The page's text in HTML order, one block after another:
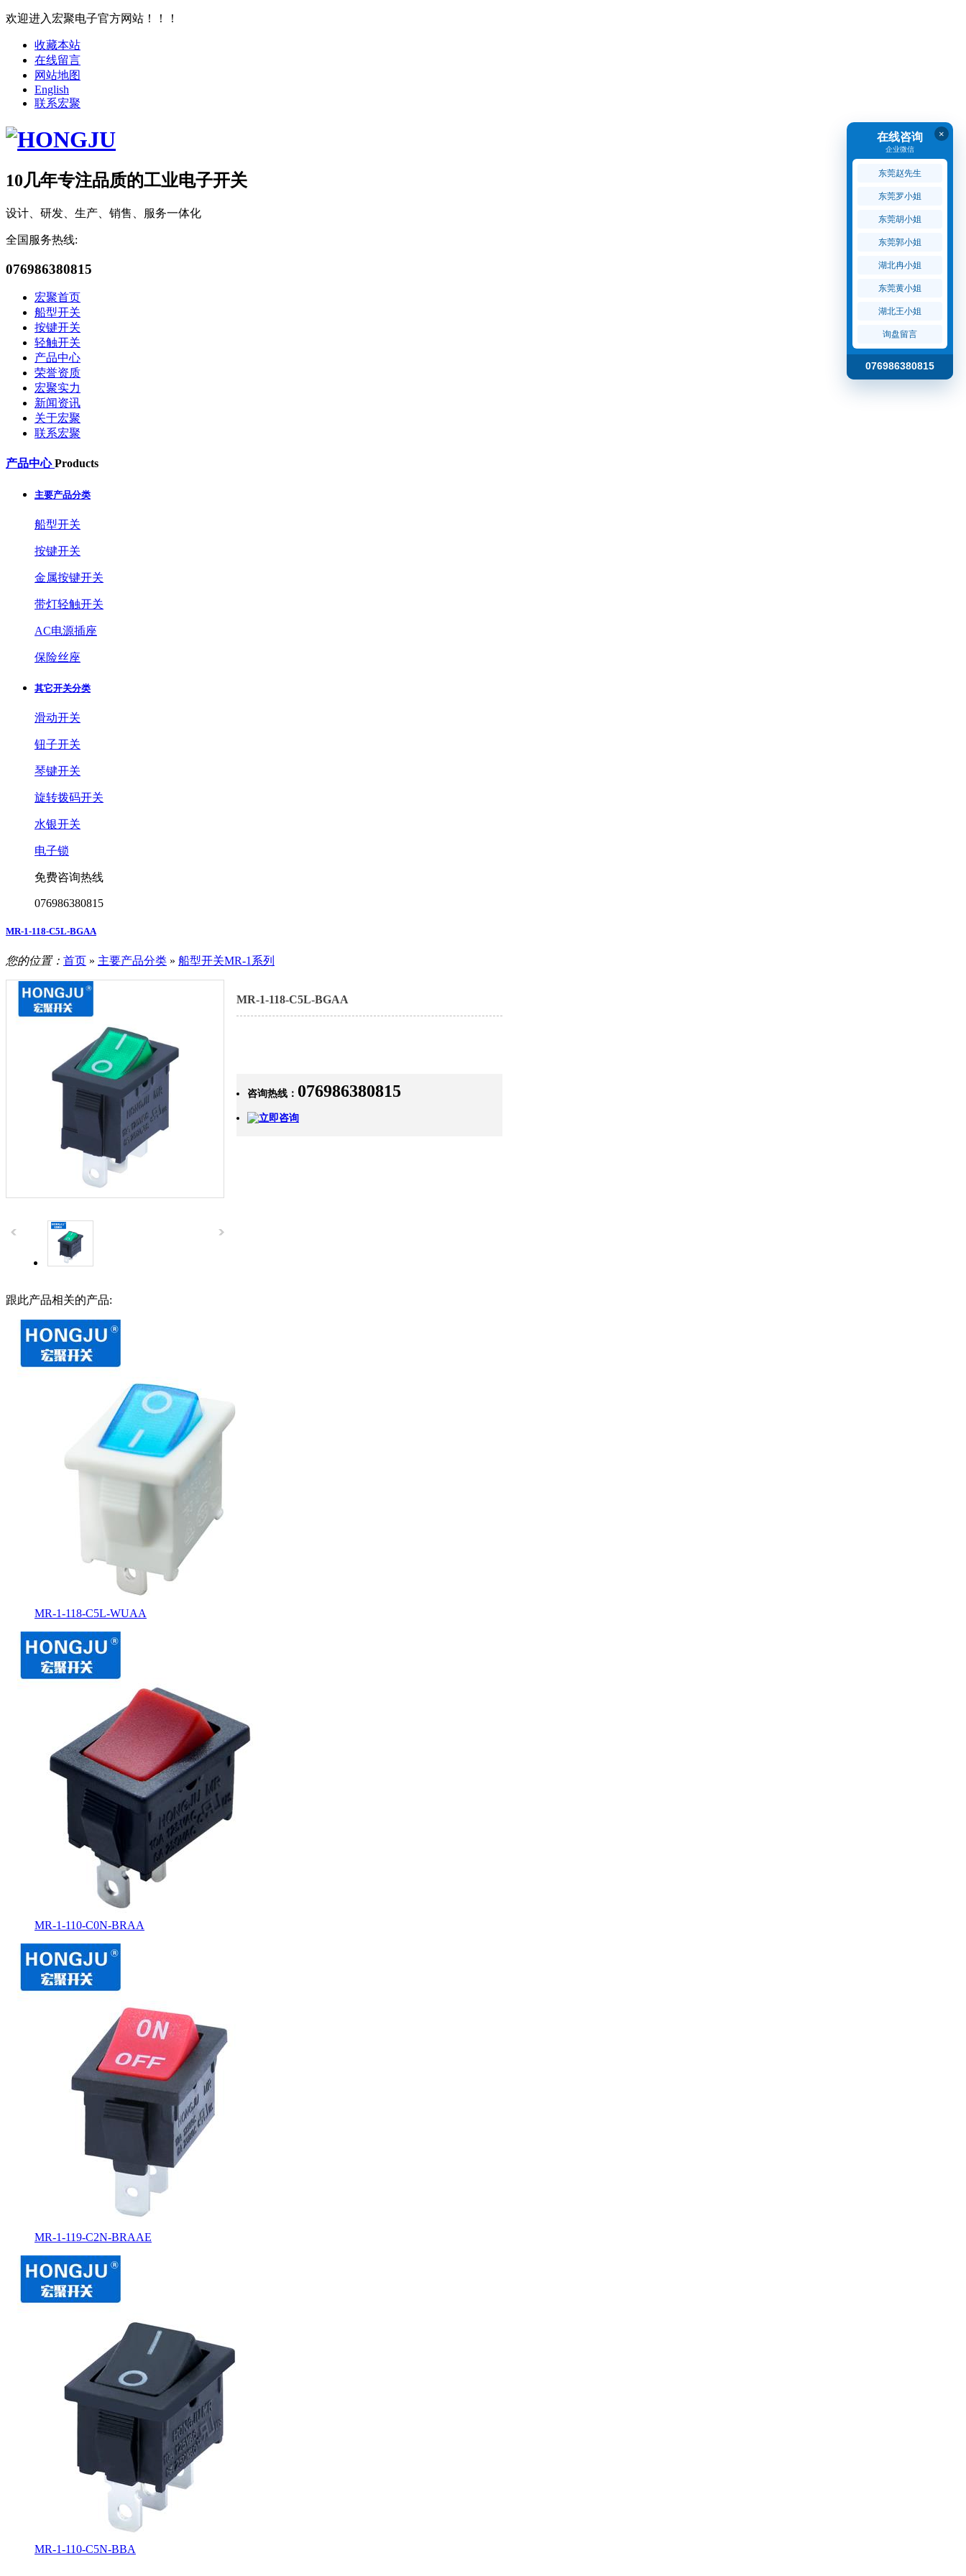
欢迎进入宏聚电子官方网站！！！
收藏本站
在线留言
网站地图
English
联系宏聚
10几年专注品质的工业电子开关
设计、研发、生产、销售、服务一体化
全国服务热线:
076986380815
宏聚首页
船型开关
按键开关
轻触开关
产品中心
荣誉资质
宏聚实力
新闻资讯
关于宏聚
联系宏聚
产品中心Products
主要产品分类
船型开关
按键开关
金属按键开关
带灯轻触开关
AC电源插座
保险丝座
其它开关分类
滑动开关
钮子开关
琴键开关
旋转拨码开关
水银开关
电子锁
免费咨询热线
076986380815
MR-1-118-C5L-BGAA
您的位置： 首页 » 主要产品分类 » 船型开关MR-1系列
MR-1-118-C5L-BGAA
咨询热线： 076986380815
跟此产品相关的产品:
MR-1-118-C5L-WUAA
MR-1-110-C0N-BRAA
MR-1-119-C2N-BRAAE
MR-1-110-C5N-BBA
×
在线咨询
企业微信
东莞赵先生
东莞罗小姐
东莞胡小姐
东莞郭小姐
湖北冉小姐
东莞黄小姐
湖北王小姐
询盘留言
076986380815